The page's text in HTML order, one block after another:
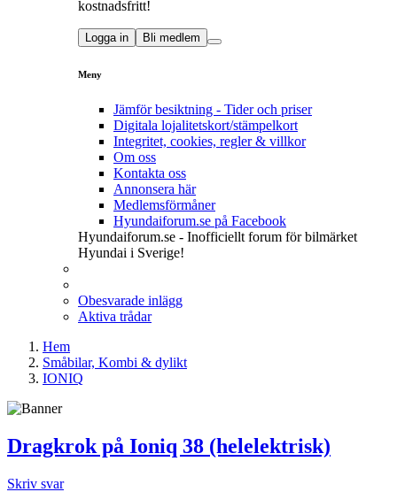
kostnadsfritt!
Logga in Bli medlem
Meny
Jämför besiktning - Tider och priser
Digitala lojalitetskort/stämpelkort
Integritet, cookies, regler & villkor
Om oss
Kontakta oss
Annonsera här
Medlemsförmåner
Hyundaiforum.se på Facebook
Hyundaiforum.se - Inofficiellt forum för bilmärket
Hyundai i Sverige!
Obesvarade inlägg
Aktiva trådar
Hem
Småbilar, Kombi & dylikt
IONIQ
Dragkrok på Ioniq 38 (helelektrisk)
Skriv svar